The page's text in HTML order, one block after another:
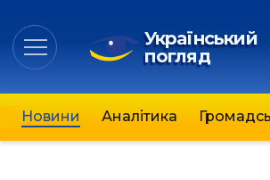
Український
погляд
Новини Аналітика